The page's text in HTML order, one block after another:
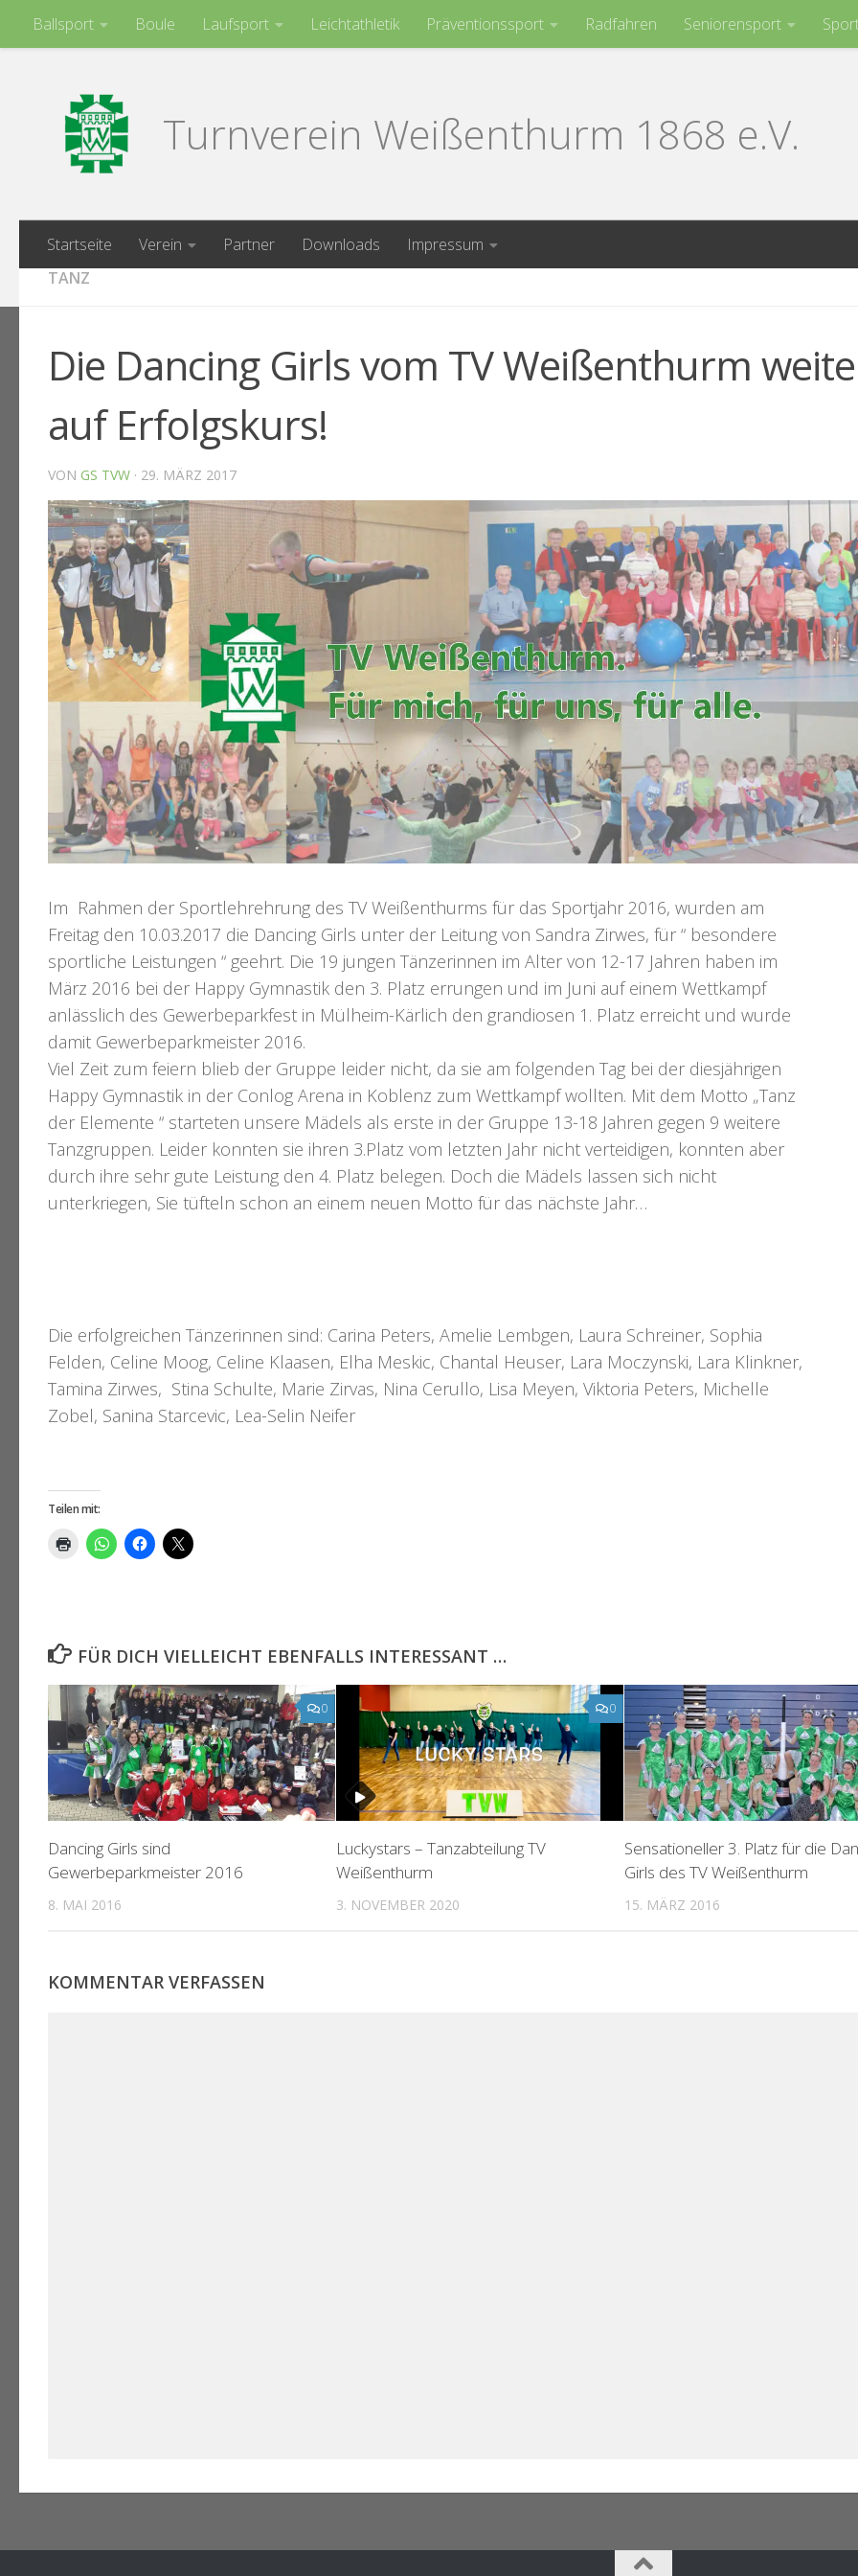
Zum Inhalt springen
Ballsport Boule Laufsport Leichtathletik Präventionssport Radfahren Seniorensport
Turnverein Weißenthurm 1868 e.V.
Startseite Verein Partner Downloads
Impressum
TANZ
Die Dancing Girls vom TV Weißenthurm
auf Erfolgskurs!
VON GS TVW · 29. MÄRZ 2017
Im Rahmen der Sportlehrehrung des TV Weißenthurms für das Sportjahr 2016, wurden am
Freitag den 10.03.2017 die Dancing Girls unter der Leitung von Sandra Zirwes, für “ besondere
sportliche Leistungen “ geehrt. Die 19 jungen Tänzerinnen im Alter von 12-17 Jahren haben im
März 2016 bei der Happy Gymnastik den 3. Platz errungen und im Juni auf einem Wettkampf
anlässlich des Gewerbeparkfest in Mülheim-Kärlich den grandiosen 1. Platz erreicht und wurde
damit Gewerbeparkmeister 2016.
Viel Zeit zum feiern blieb der Gruppe leider nicht, da sie am folgenden Tag bei der diesjährigen
Happy Gymnastik in der Conlog Arena in Koblenz zum Wettkampf wollten. Mit dem Motto „Tanz
der Elemente “ starteten unsere Mädels als erste in der Gruppe 13-18 Jahren gegen 9 weitere
Tanzgruppen. Leider konnten sie ihren 3.Platz vom letzten Jahr nicht verteidigen, konnten aber
durch ihre sehr gute Leistung den 4. Platz belegen. Doch die Mädels lassen sich nicht
unterkriegen, Sie tüfteln schon an einem neuen Motto für das nächste Jahr…
Die erfolgreichen Tänzerinnen sind: Carina Peters, Amelie Lembgen, Laura Schreiner, Sophia
Felden, Celine Moog, Celine Klaasen, Elha Meskic, Chantal Heuser, Lara Moczynski, Lara Klinkner,
Tamina Zirwes, Stina Schulte, Marie Zirvas, Nina Cerullo, Lisa Meyen, Viktoria Peters, Michelle
Zobel, Sanina Starcevic, Lea-Selin Neifer
Teilen mit:
FÜR DICH VIELLEICHT EBENFALLS INTERESSANT …
0
Dancing Girls sind
Gewerbeparkmeister 2016
8. MAI 2016
0
Luckystars – Tanzabteilung TV
Weißenthurm
3. NOVEMBER 2020
Sensationeller 3. Platz für die
Girls des TV Weißenthurm
15. MÄRZ 2016
KOMMENTAR VERFASSEN